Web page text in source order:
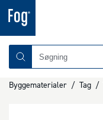
Byggematerialer / Tag /